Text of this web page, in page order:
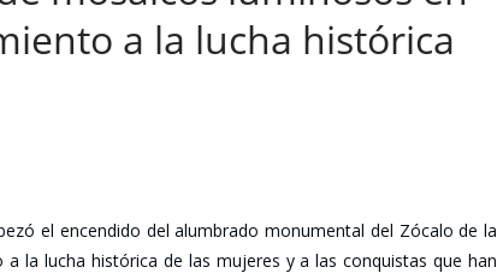
a la lucha histórica
el encendido del alumbrado monumental del Zócalo de la
la lucha histórica de las mujeres y a las conquistas que han